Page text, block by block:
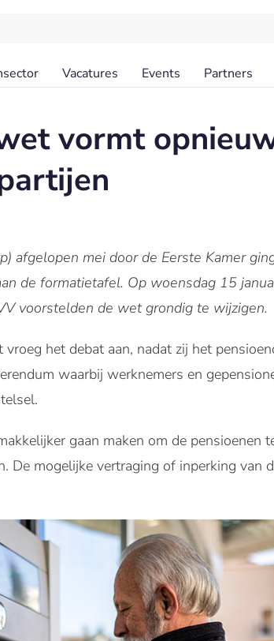
Vacatures Events Partners
vormt
afgelopen mei door de Eerste Kamer
de formatietafel. Op woensdag 15
voorstelden de wet grondig te wijzigen.
het debat aan, nadat zij het
waarbij werknemers en
gaan maken om de pensioenen
De mogelijke vertraging of inperking van